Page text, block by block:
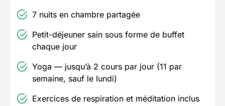
7 nuits en chambre partagée
Petit-déjeuner sain sous forme de buffet
chaque jour
Yoga — jusqu’à 2 cours par jour (11 par
semaine, sauf le lundi)
Exercices de respiration et méditation inclus